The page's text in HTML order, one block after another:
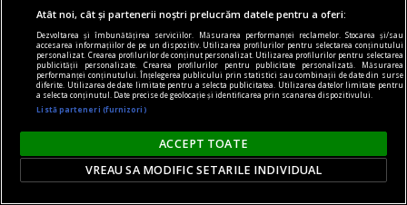
Atât noi, cât și partenerii noștri prelucrăm datele pentru a oferi:
Dezvoltarea și îmbunătățirea serviciilor. Măsurarea performanței reclamelor. Stocarea și/sau
accesarea informațiilor de pe un dispozitiv. Utilizarea profilurilor pentru selectarea conținutului
personalizat. Crearea profilurilor de conținut personalizat. Utilizarea profilurilor pentru selectarea
publicității personalizate. Crearea profilurilor pentru publicitate personalizată. Măsurarea
performanței conținutului. Înțelegerea publicului prin statistici sau combinații de date din surse
diferite. Utilizarea de date limitate pentru a selecta publicitatea. Utilizarea datelor limitate pentru
a selecta conținutul. Date precise de geolocație și identificarea prin scanarea dispozitivului.
Listă parteneri (furnizori)
ACCEPT TOATE
VREAU SA MODIFIC SETARILE INDIVIDUAL